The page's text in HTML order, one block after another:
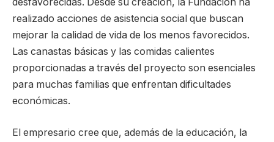
realizado acciones de asistencia social que buscan
mejorar la calidad de vida de los menos favorecidos.
Las canastas básicas y las comidas calientes
proporcionadas a través del proyecto son esenciales
para muchas familias que enfrentan dificultades
económicas.
El empresario cree que, además de la educación, la